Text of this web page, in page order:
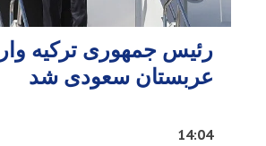
رئیس جمهوری ترکیه
عربستان سعودی شد
14:04